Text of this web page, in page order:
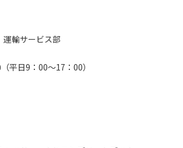
輸サービス部
平日9：00～17：00）